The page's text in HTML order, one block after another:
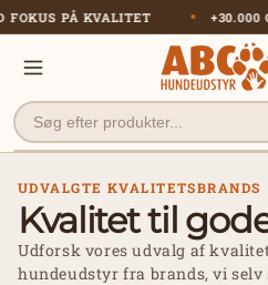
Gå til
indhold
FOKUS PÅ KVALITET
UDVALGTE KVALITETSBRANDS
Kvalitet til
Udforsk vores udvalg af
hundeudstyr fra brands, vi selv